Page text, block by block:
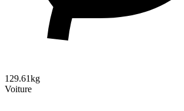
129.61kg
Voiture